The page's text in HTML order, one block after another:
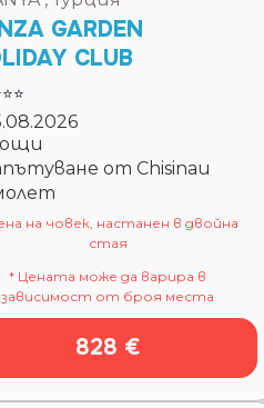
GARDEN
CLUB
от Chisinau
на човек, настанен в двойна
стая
* Цената може да варира в
зависимост от броя места
828 €